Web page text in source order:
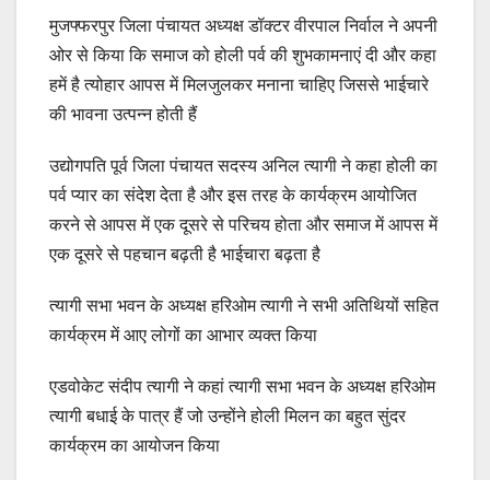
मुजफ्फरपुर जिला पंचायत अध्यक्ष डॉक्टर वीरपाल निर्वाल ने अपनी
ओर से किया कि समाज को होली पर्व की शुभकामनाएं दी और कहा
हमें है त्योहार आपस में मिलजुलकर मनाना चाहिए जिससे भाईचारे
की भावना उत्पन्न होती हैं
उद्योगपति पूर्व जिला पंचायत सदस्य अनिल त्यागी ने कहा होली का
पर्व प्यार का संदेश देता है और इस तरह के कार्यक्रम आयोजित
करने से आपस में एक दूसरे से परिचय होता और समाज में आपस में
एक दूसरे से पहचान बढ़ती है भाईचारा बढ़ता है
त्यागी सभा भवन के अध्यक्ष हरिओम त्यागी ने सभी अतिथियों सहित
कार्यक्रम में आए लोगों का आभार व्यक्त किया
एडवोकेट संदीप त्यागी ने कहां त्यागी सभा भवन के अध्यक्ष हरिओम
त्यागी बधाई के पात्र हैं जो उन्होंने होली मिलन का बहुत सुंदर
कार्यक्रम का आयोजन किया